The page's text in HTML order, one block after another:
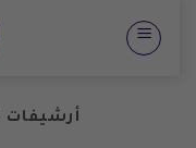
للمحتوى
أرشيفات